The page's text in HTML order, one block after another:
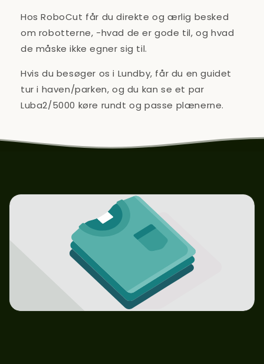
Hos RoboCut får du direkte og ærlig besked
om robotterne, -hvad de er gode til, og hvad
de måske ikke egner sig til.
Hvis du besøger os i Lundby, får du en guidet
tur i haven/parken, og du kan se et par
Luba2/5000 køre rundt og passe plænerne.